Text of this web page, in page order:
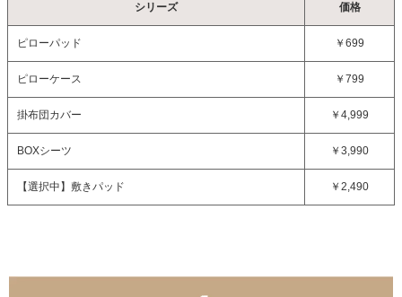
シリーズ 価格
ピローパッド ￥699
ピローケース ￥799
掛布団カバー ￥4,999
BOXシーツ ￥3,990
【選択中】 敷きパッド ￥2,490